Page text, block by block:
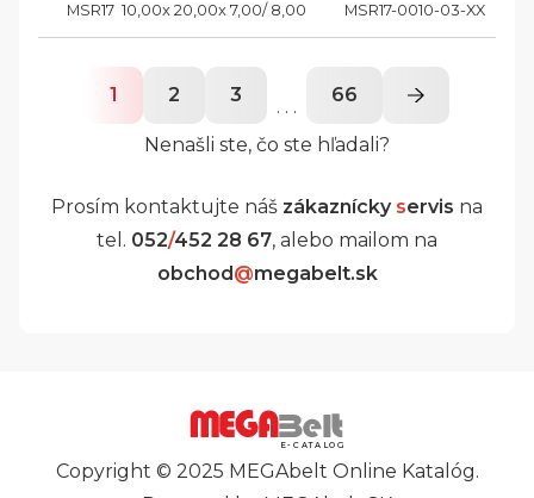
MSR17  10,00x 20,00x 7,00/ 8,00 MSR17-0010-03-XX
1 2 3
. . .
66
Nenašli ste, čo ste hľadali?
Prosím kontaktujte náš zákaznícky servis na
tel. 052/452 28 67, alebo mailom na
obchod @megabelt.sk
E-CATALOG
Copyright © 2025 MEGAbelt Online Katalóg.